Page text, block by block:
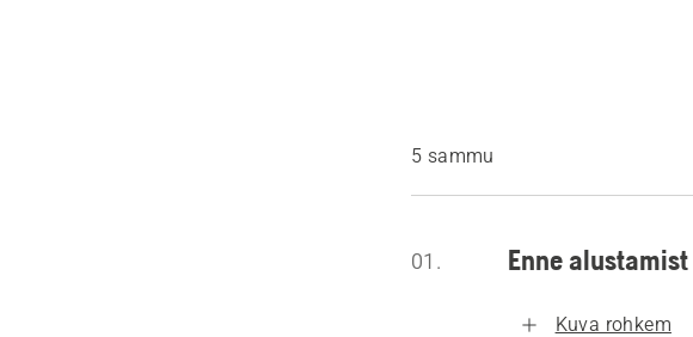
5 sammu
01. Enne alustamist
Kuva rohkem